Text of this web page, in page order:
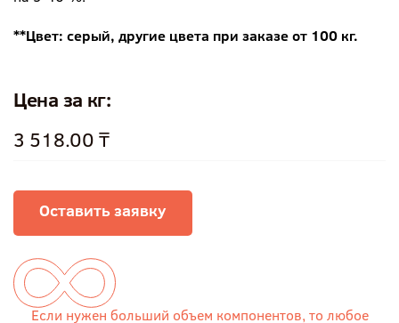
**Цвет: серый, другие цвета при заказе от 100 кг.
Цена за кг:
3 518.00 ₸
Оставить заявку
Если нужен больший объем компонентов, то любое